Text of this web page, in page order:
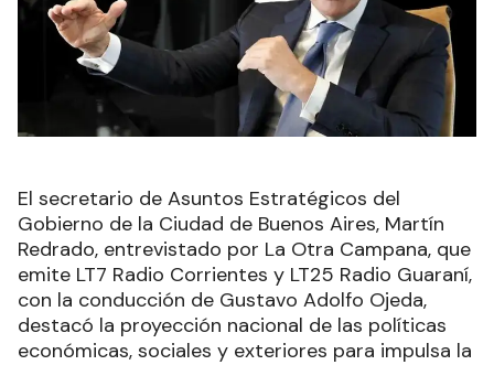
El secretario de Asuntos Estratégicos del
Gobierno de la Ciudad de Buenos Aires, Martín
Redrado, entrevistado por La Otra Campana, que
emite LT7 Radio Corrientes y LT25 Radio Guaraní,
con la conducción de Gustavo Adolfo Ojeda,
destacó la proyección nacional de las políticas
económicas, sociales y exteriores para impulsa la